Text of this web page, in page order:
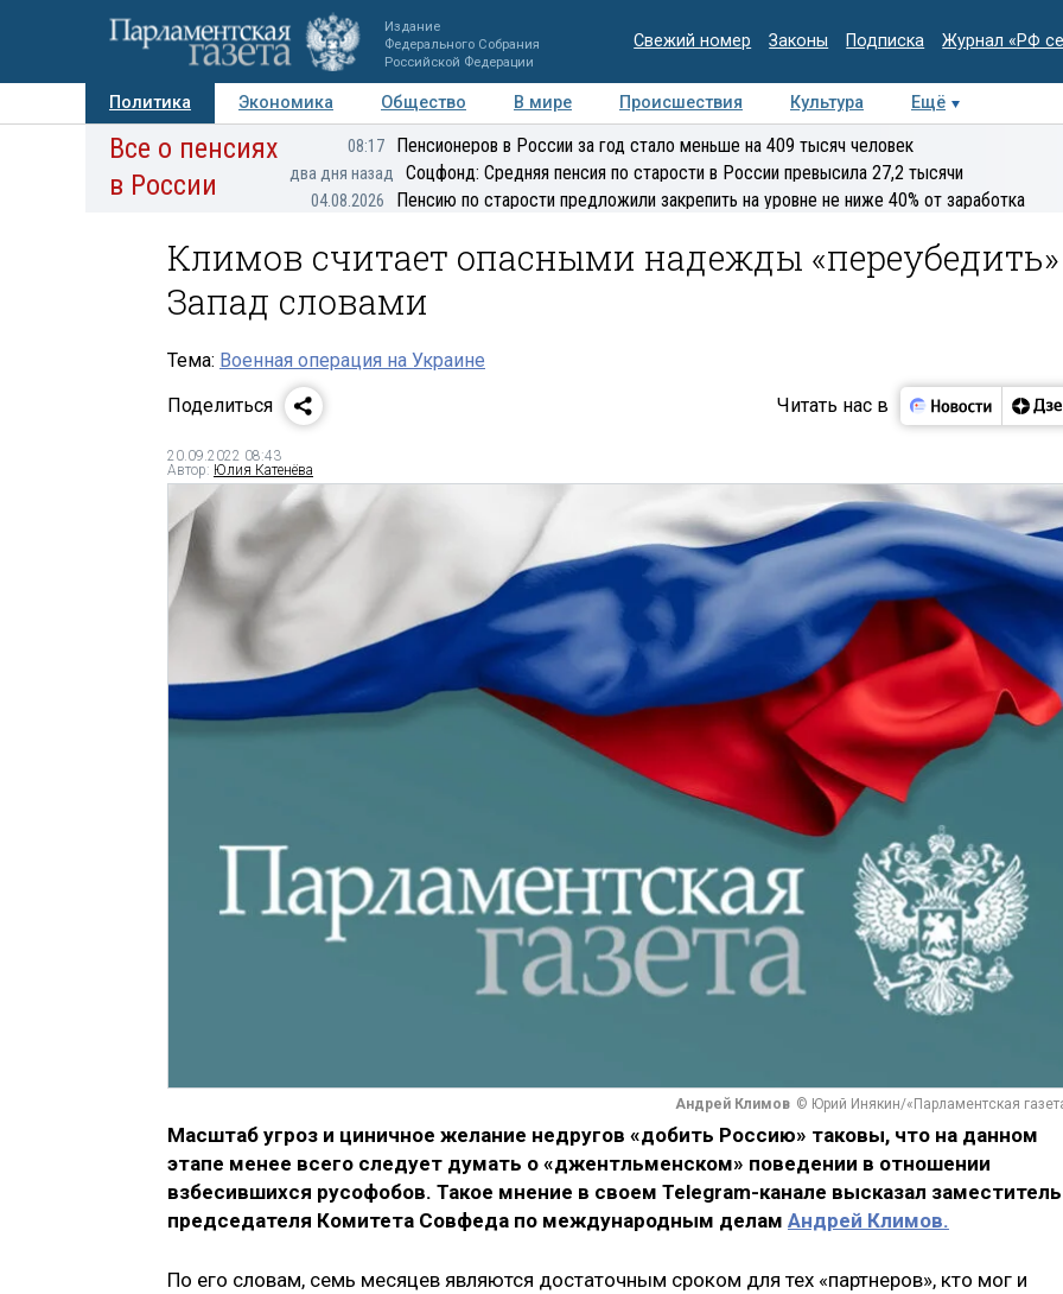
Издание
Федерального Собрания
Российской Федерации
Свежий номер Законы Подписка Журнал «РФ
Политика Экономика Общество В мире Происшествия Культура
Ещё
Авторы Персоны Мнения Регионы Медиацентр Интервью Колумнисты
Все о пенсиях
в России
08:17 Пенсионеров в России за год стало меньше на 409 тысяч человек
два дня назад Соцфонд: Средняя пенсия по старости в России превысила 27,2 тысячи
04.08.2026 Пенсию по старости предложили закрепить на уровне не ниже 40% от заработка
Климов считает опасными надежды «переубедить»
Запад словами
Тема: Военная операция на Украине
Поделиться
Читать нас в
20.09.2022 08:43
Автор: Юлия Катенёва
Андрей Климов © Юрий Инякин/«Парламентская
Масштаб угроз и циничное желание недругов «добить Россию» таковы, что на данном
этапе менее всего следует думать о «джентльменском» поведении в отношении
взбесившихся русофобов. Такое мнение в своем Telegram-канале высказал заместитель
председателя Комитета Совфеда по международным делам Андрей Климов.
По его словам, семь месяцев являются достаточным сроком для тех «партнеров», кто мог и